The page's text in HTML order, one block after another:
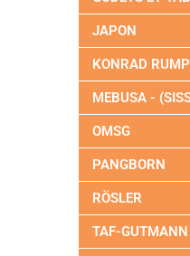
JAPON
KONRAD RUMP
MEBUSA -
OMSG
PANGBORN
RÖSLER
TAF-GUTMANN